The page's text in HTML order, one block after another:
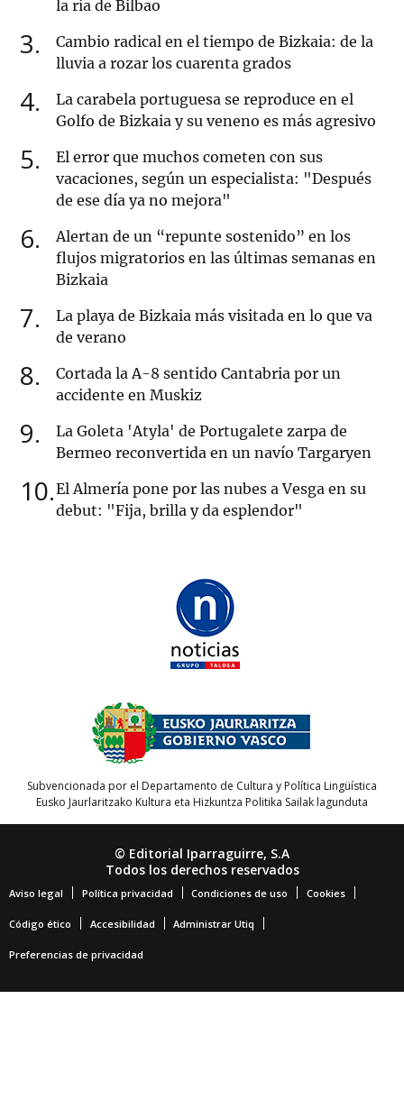
la ría de Bilbao
3
Cambio radical en el tiempo de Bizkaia: de la
lluvia a rozar los cuarenta grados
4
La carabela portuguesa se reproduce en el
Golfo de Bizkaia y su veneno es más agresivo
5
El error que muchos cometen con sus
vacaciones, según un especialista: "Después
de ese día ya no mejora"
6
Alertan de un “repunte sostenido” en los
flujos migratorios en las últimas semanas en
Bizkaia
7
La playa de Bizkaia más visitada en lo que va
de verano
8
Cortada la A-8 sentido Cantabria por un
accidente en Muskiz
9
La Goleta 'Atyla' de Portugalete zarpa de
Bermeo reconvertida en un navío Targaryen
10 El Almería pone por las nubes a Vesga en su
debut: "Fija, brilla y da esplendor"
Subvencionada por el Departamento de Cultura y Política Lingüística
Eusko Jaurlaritzako Kultura eta Hizkuntza Politika Sailak lagunduta
© Editorial Iparraguirre, S.A
Todos los derechos reservados
Aviso legal Política privacidad Condiciones de uso Cookies
Código ético Accesibilidad Administrar Utiq
Preferencias de privacidad